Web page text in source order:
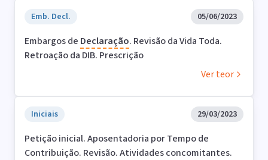
Emb. Decl. 05/06/2023
Embargos de Declaração. Revisão da Vida Toda.
Retroação da DIB. Prescrição
Ver teor
Iniciais 29/03/2023
Petição inicial. Aposentadoria por Tempo de
Contribuição. Revisão. Atividades concomitantes.